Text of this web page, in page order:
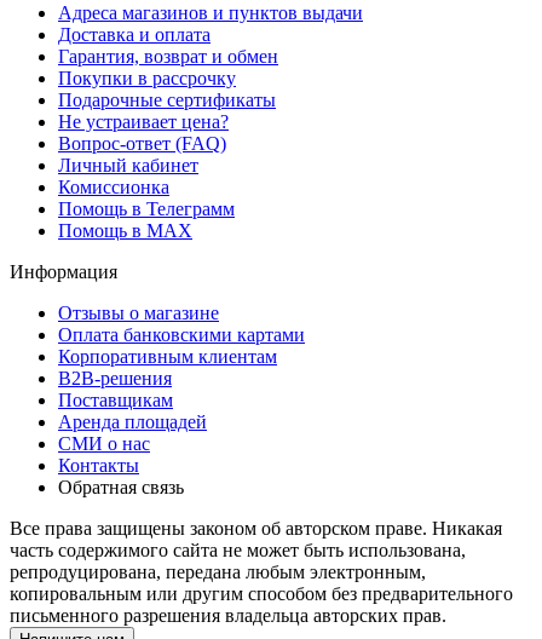
Адреса магазинов и пунктов выдачи
Доставка и оплата
Гарантия, возврат и обмен
Покупки в рассрочку
Подарочные сертификаты
Не устраивает цена?
Вопрос-ответ (FAQ)
Личный кабинет
Комиссионка
Помощь в Телеграмм
Помощь в MAX
Информация
Отзывы о магазине
Оплата банковскими картами
Корпоративным клиентам
B2B-решения
Поставщикам
Аренда площадей
СМИ о нас
Контакты
Обратная связь
Все права защищены законом об авторском праве. Никакая
часть содержимого сайта не может быть использована,
репродуцирована, передана любым электронным,
копировальным или другим способом без предварительного
письменного разрешения владельца авторских прав.